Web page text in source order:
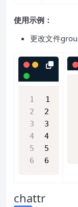
使用示例：
更改文件
1
2
3
4
5
6
chattr